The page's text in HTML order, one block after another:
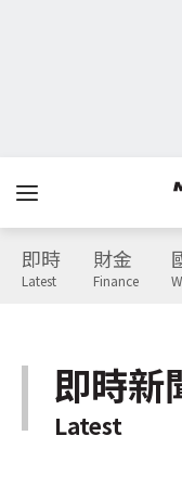
即時
Latest
財金
Finance
即時新
Latest